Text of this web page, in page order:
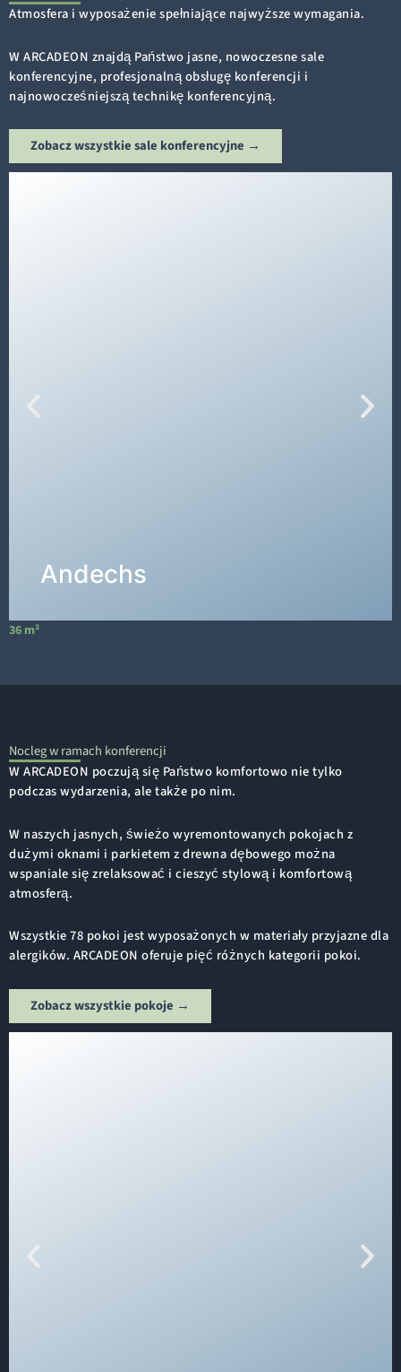
Atmosfera i wyposażenie spełniające najwyższe wymagania.
W ARCADEON znajdą Państwo jasne, nowoczesne sale
konferencyjne, profesjonalną obsługę konferencji i
najnowocześniejszą technikę konferencyjną.
Zobacz wszystkie sale konferencyjne →
Andechs
SZCZEGÓŁY →
36 m²
Nocleg w ramach konferencji
W ARCADEON poczują się Państwo komfortowo nie tylko
podczas wydarzenia, ale także po nim.
W naszych jasnych, świeżo wyremontowanych pokojach z
dużymi oknami i parkietem z drewna dębowego można
wspaniale się zrelaksować i cieszyć stylową i komfortową
atmosferą.
Wszystkie 78 pokoi jest wyposażonych w materiały przyjazne dla
alergików. ARCADEON oferuje pięć różnych kategorii pokoi.
Zobacz wszystkie pokoje →